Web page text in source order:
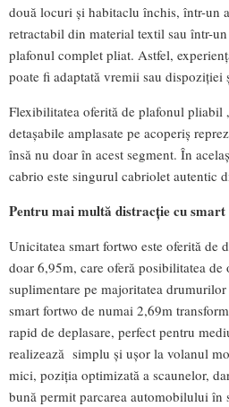
două locuri şi habitaclu închis, într-un
retractabil din material textil sau într-
plafonul complet pliat. Astfel,
poate fi adaptată vremii sau dispoziţiei
Flexibilitatea oferită de plafonul pliabil
detaşabile amplasate pe acoperiş
însă nu doar în acest segment. În
cabrio este singurul cabriolet autentic
Pentru mai multă distracţie cu
Unicitatea smart fortwo este oferită de
doar 6,95m, care oferă posibilitatea de
suplimentare pe majoritatea
smart fortwo de numai 2,69m
rapid de deplasare, perfect pentru
realizează simplu și ușor la volanul
mici, poziția optimizată a scaunelor,
bună permit parcarea automobilului în